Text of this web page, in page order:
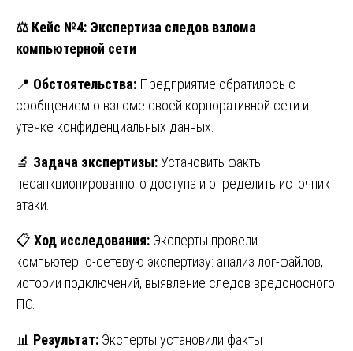
⚖️ Кейс №4: Экспертиза следов взлома
компьютерной сети
📍 Обстоятельства: Предприятие обратилось с
сообщением о взломе своей корпоративной сети и
утечке конфиденциальных данных.
🔬 Задача экспертизы:Установить факты
несанкционированного доступа и определить источник
атаки.
📋 Ход исследования: Эксперты провели
компьютерно-сетевую экспертизу: анализ лог-файлов,
истории подключений, выявление следов вредоносного
ПО.
📊 Результат: Эксперты установили факты